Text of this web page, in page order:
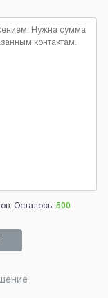
Осталось: 500